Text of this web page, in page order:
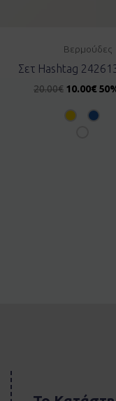
Βερμούδες
Σετ Hashtag
20.00€ 10.00€